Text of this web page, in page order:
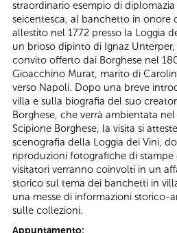
straordinario esempio di
seicentesca, al banchetto in onore
allestito nel 1772 presso la Loggia
un brioso dipinto di Ignaz
convito offerto dai Borghese nel
Gioacchino Murat, marito di
verso Napoli. Dopo una breve
villa e sulla biografia del suo
Borghese, che verrà ambientata
Scipione Borghese, la visita si
scenografia della Loggia dei Vini,
riproduzioni fotografiche di stampe
visitatori verranno coinvolti in un
storico sul tema dei banchetti in
una messe di informazioni storico-
sulle collezioni.
Appuntamento: